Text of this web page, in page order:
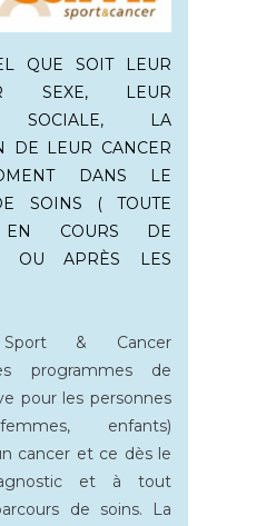
QUE SOIT LEUR
SEXE, LEUR
SOCIALE, LA
DE LEUR CANCER
DANS LE
SOINS ( TOUTE
EN COURS DE
OU APRÈS LES
& Cancer
programmes de
pour les personnes
enfants)
cancer et ce dès le
et à tout
de soins. La